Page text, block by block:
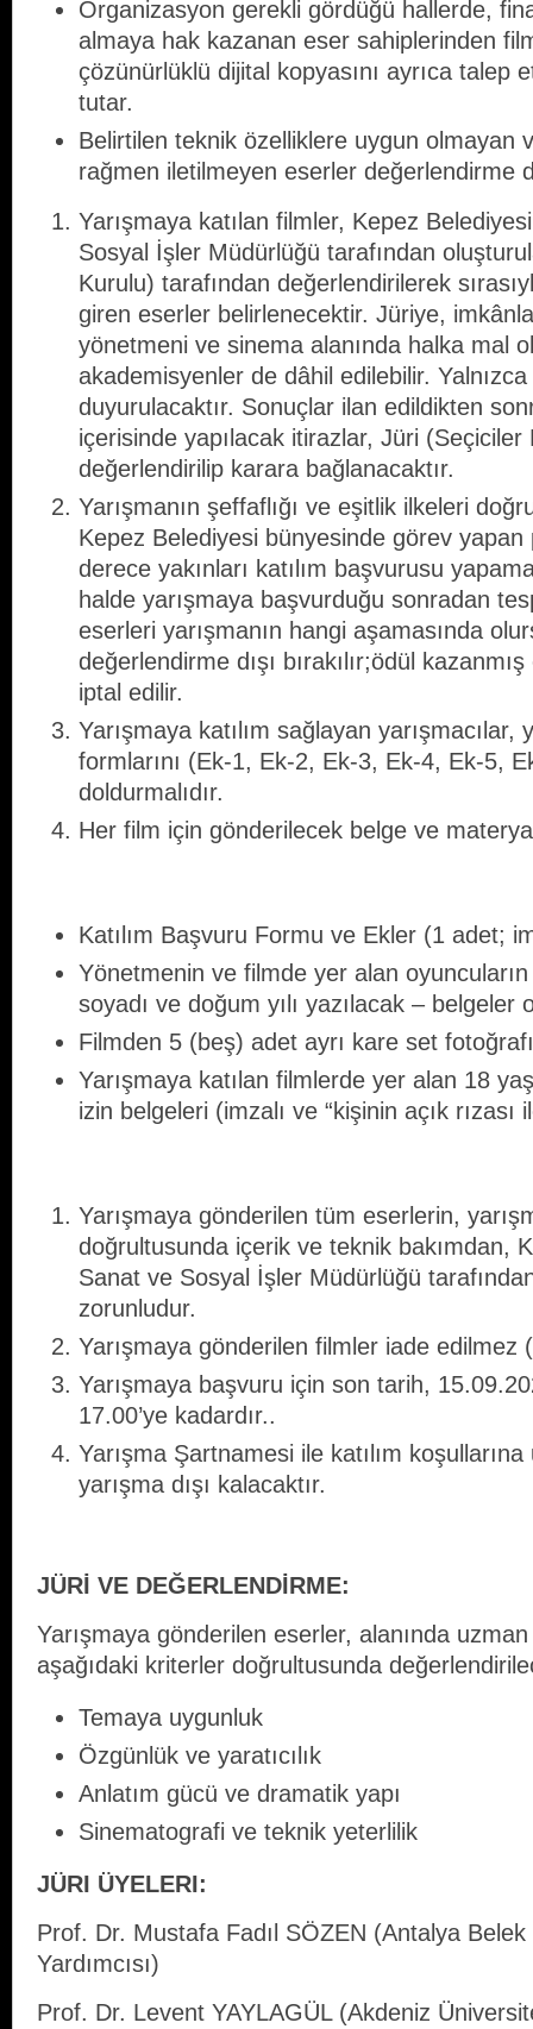
Organizasyon gerekli gördüğü hallerde,
almaya hak kazanan eser sahiplerinden
çözünürlüklü dijital kopyasını ayrıca talep
tutar.
Belirtilen teknik özelliklere uygun olmayan
rağmen iletilmeyen eserler değerlendirme
Yarışmaya katılan filmler, Kepez
Sosyal İşler Müdürlüğü tarafından
Kurulu) tarafından değerlendirilerek
giren eserler belirlenecektir. Jüriye,
yönetmeni ve sinema alanında halka mal
akademisyenler de dâhil edilebilir.
duyurulacaktır. Sonuçlar ilan edildikten
içerisinde yapılacak itirazlar, Jüri (Seçiciler
değerlendirilip karara bağlanacaktır.
Yarışmanın şeffaflığı ve eşitlik ilkeleri
Kepez Belediyesi bünyesinde görev
derece yakınları katılım başvurusu
halde yarışmaya başvurduğu sonradan
eserleri yarışmanın hangi aşamasında
değerlendirme dışı bırakılır;ödül
iptal edilir.
Yarışmaya katılım sağlayan yarışmacılar,
formlarını (Ek-1, Ek-2, Ek-3, Ek-4, Ek-5,
doldurmalıdır.
Her film için gönderilecek belge ve
Katılım Başvuru Formu ve Ekler (1 adet;
Yönetmenin ve filmde yer alan oyuncuların
soyadı ve doğum yılı yazılacak – belgeler
Filmden 5 (beş) adet ayrı kare set
Yarışmaya katılan filmlerde yer alan 18
izin belgeleri (imzalı ve “kişinin açık rızası
Yarışmaya gönderilen tüm eserlerin,
doğrultusunda içerik ve teknik bakımdan,
Sanat ve Sosyal İşler Müdürlüğü
zorunludur.
Yarışmaya gönderilen filmler iade edilmez
Yarışmaya başvuru için son tarih,
17.00’ye kadardır..
Yarışma Şartnamesi ile katılım
yarışma dışı kalacaktır.
JÜRİ VE DEĞERLENDİRME:
Yarışmaya gönderilen eserler, alanında
aşağıdaki kriterler doğrultusunda
Temaya uygunluk
Özgünlük ve yaratıcılık
Anlatım gücü ve dramatik yapı
Sinematografi ve teknik yeterlilik
JÜRI ÜYELERI:
Prof. Dr. Mustafa Fadıl SÖZEN (Antalya
Yardımcısı)
Prof. Dr. Levent YAYLAGÜL (Akdeniz